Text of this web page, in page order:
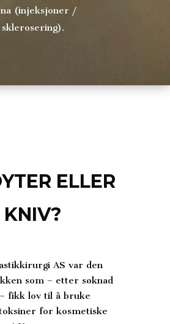
(injeksjoner /
sklerosering).
ELLER
KNIV?
AS var den
som – etter søknad
fikk lov til å bruke
for kosmetiske